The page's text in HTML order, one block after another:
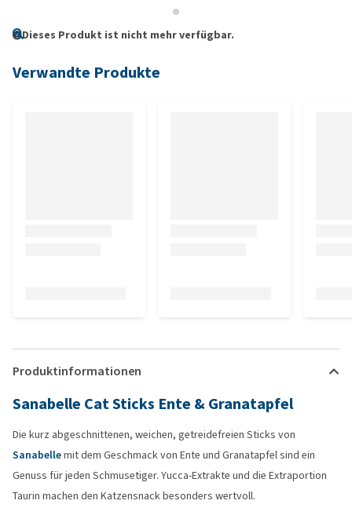
Dieses Produkt ist nicht mehr verfügbar.
Verwandte Produkte
Produktinformationen
Sanabelle Cat Sticks Ente & Granatapfel
Die kurz abgeschnittenen, weichen, getreidefreien Sticks von
Sanabellemit dem Geschmack von Ente und Granatapfel sind ein
Genuss für jeden Schmusetiger. Yucca-Extrakte und die Extraportion
Taurin machen den Katzensnack besonders wertvoll.